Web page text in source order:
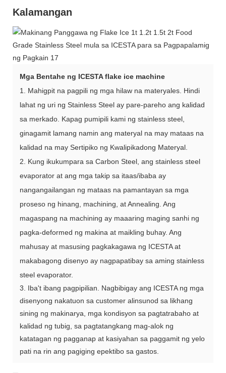
Kalamangan
Mga Bentahe ng ICESTA flake ice machine
1. Mahigpit na pagpili ng mga hilaw na materyales. Hindi
lahat ng uri ng Stainless Steel ay pare-pareho ang kalidad
sa merkado. Kapag pumipili kami ng stainless steel,
ginagamit lamang namin ang materyal na may mataas na
kalidad na may Sertipiko ng Kwalipikadong Materyal.
2. Kung ikukumpara sa Carbon Steel, ang stainless steel
evaporator at ang mga takip sa itaas/ibaba ay
nangangailangan ng mataas na pamantayan sa mga
proseso ng hinang, machining, at Annealing. Ang
magaspang na machining ay maaaring maging sanhi ng
pagka-deformed ng makina at maikling buhay. Ang
mahusay at masusing pagkakagawa ng ICESTA at
makabagong disenyo ay nagpapatibay sa aming stainless
steel evaporator.
3. Iba't ibang pagpipilian. Nagbibigay ang ICESTA ng mga
disenyong nakatuon sa customer alinsunod sa likhang
sining ng makinarya, mga kondisyon sa pagtatrabaho at
kalidad ng tubig, sa pagtatangkang mag-alok ng
katatagan ng pagganap at kasiyahan sa paggamit ng yelo
pati na rin ang pagiging epektibo sa gastos.